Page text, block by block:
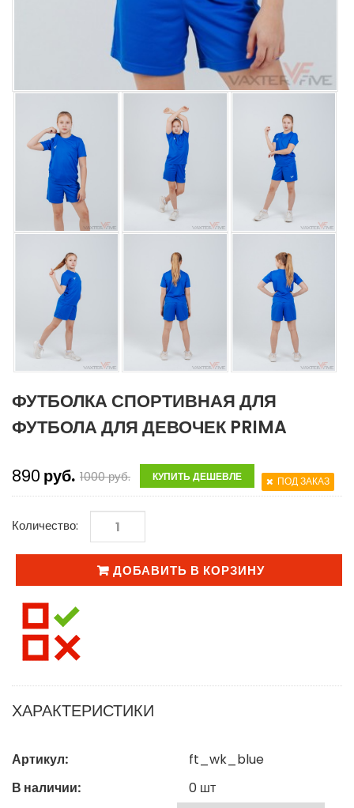
ФУТБОЛКА СПОРТИВНАЯ ДЛЯ
ФУТБОЛА ДЛЯ ДЕВОЧЕК PRIMA
890 руб. 1000руб. КУПИТЬ ДЕШЕВЛЕ ПОД ЗАКАЗ
Количество:
ДОБАВИТЬ В КОРЗИНУ
ХАРАКТЕРИСТИКИ
Артикул:
ft_wk_blue
В наличии:
0 шт